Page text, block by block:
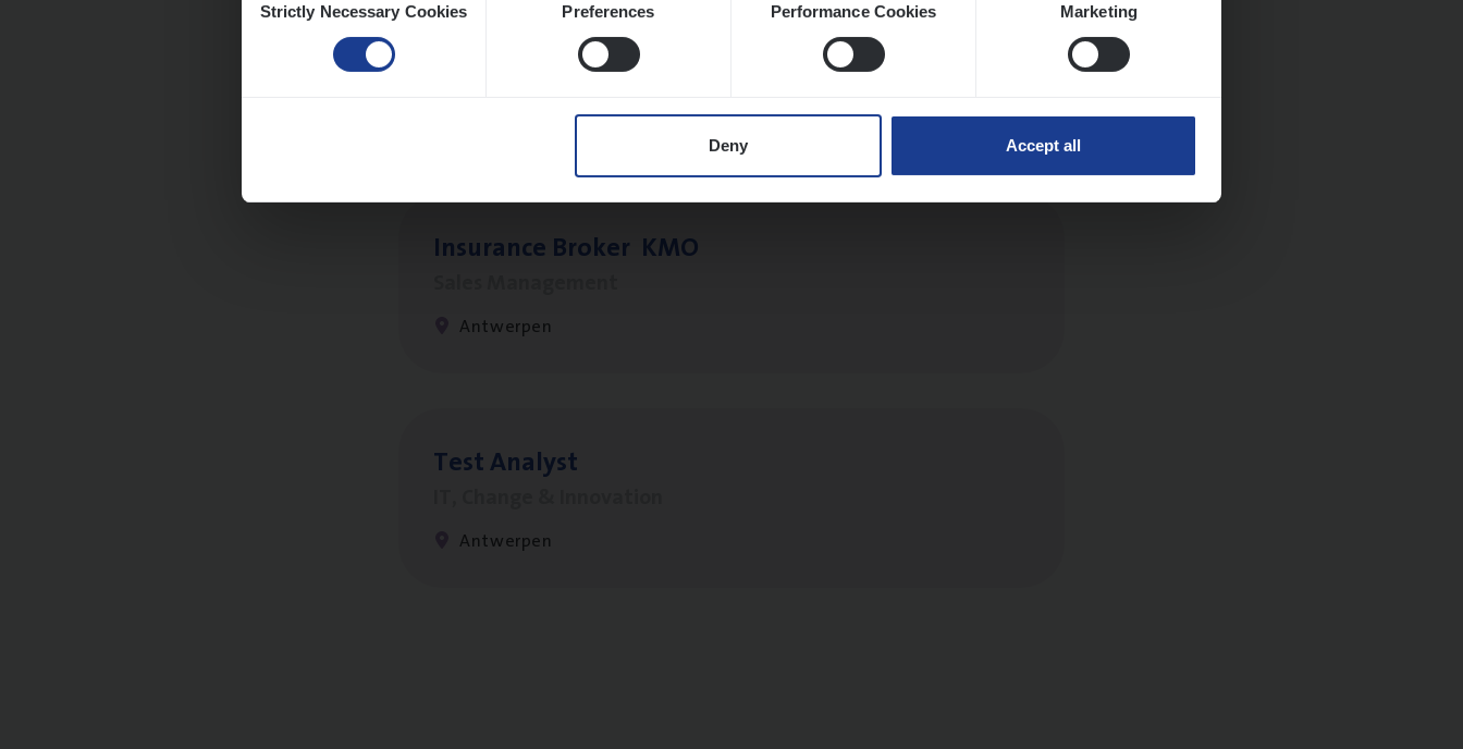
Selection
Strictly Necessary Cookies Preferences Performance Cookies Marketing
Deny Accept all
Cor­po­ra­te Insu­ran­ce Bro­ker Property
Sales Management
Insu­ran­ce Bro­ker KMO
Antwerpen
Test Ana­lyst
Antwerpen